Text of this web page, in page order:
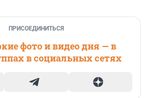
ПРИСОЕДИНИТЬСЯ
фото и видео дня — в
в социальных сетях